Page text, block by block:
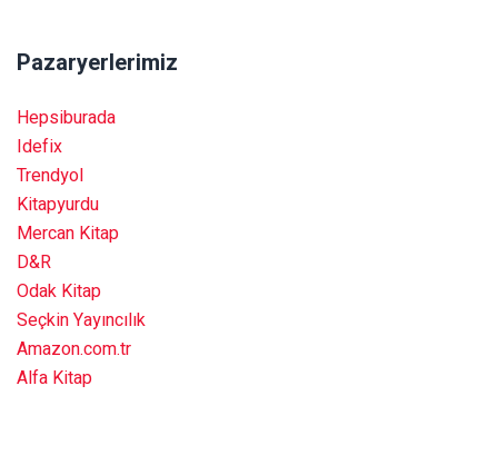
Pazaryerlerimiz
Hepsiburada
Idefix
Trendyol
Kitapyurdu
Mercan Kitap
D&R
Odak Kitap
Seçkin Yayıncılık
Amazon.com.tr
Alfa Kitap